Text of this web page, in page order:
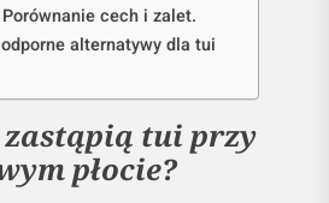
cech i zalet.
alternatywy dla tui
tui przy
płocie?